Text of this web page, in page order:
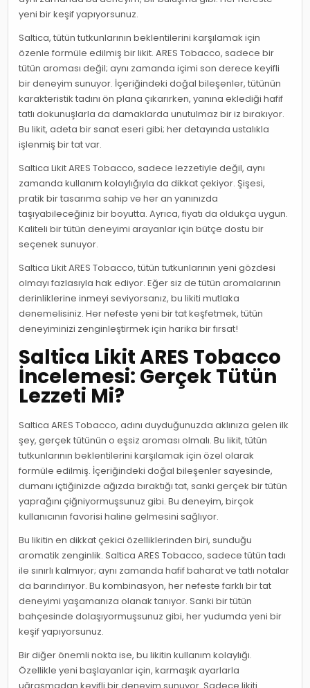
yeni bir keşif yapıyorsunuz.
Saltica, tütün tutkunlarının beklentilerini karşılamak için
özenle formüle edilmiş bir likit. ARES Tobacco, sadece bir
tütün aroması değil; aynı zamanda içimi son derece keyifli
bir deneyim sunuyor. İçeriğindeki doğal bileşenler, tütünün
karakteristik tadını ön plana çıkarırken, yanına eklediği hafif
tatlı dokunuşlarla da damaklarda unutulmaz bir iz bırakıyor.
Bu likit, adeta bir sanat eseri gibi; her detayında ustalıkla
işlenmiş bir tat var.
Saltica Likit ARES Tobacco, sadece lezzetiyle değil, aynı
zamanda kullanım kolaylığıyla da dikkat çekiyor. Şişesi,
pratik bir tasarıma sahip ve her an yanınızda
taşıyabileceğiniz bir boyutta. Ayrıca, fiyatı da oldukça uygun.
Kaliteli bir tütün deneyimi arayanlar için bütçe dostu bir
seçenek sunuyor.
Saltica Likit ARES Tobacco, tütün tutkunlarının yeni gözdesi
olmayı fazlasıyla hak ediyor. Eğer siz de tütün aromalarının
derinliklerine inmeyi seviyorsanız, bu likiti mutlaka
denemelisiniz. Her nefeste yeni bir tat keşfetmek, tütün
deneyiminizi zenginleştirmek için harika bir fırsat!
Saltica Likit ARES Tobacco
İncelemesi: Gerçek Tütün
Lezzeti Mi?
Saltica ARES Tobacco, adını duyduğunuzda aklınıza gelen ilk
şey, gerçek tütünün o eşsiz aroması olmalı. Bu likit, tütün
tutkunlarının beklentilerini karşılamak için özel olarak
formüle edilmiş. İçeriğindeki doğal bileşenler sayesinde,
dumanı içtiğinizde ağızda bıraktığı tat, sanki gerçek bir tütün
yaprağını çiğniyormuşsunuz gibi. Bu deneyim, birçok
kullanıcının favorisi haline gelmesini sağlıyor.
Bu likitin en dikkat çekici özelliklerinden biri, sunduğu
aromatik zenginlik. Saltica ARES Tobacco, sadece tütün tadı
ile sınırlı kalmıyor; aynı zamanda hafif baharat ve tatlı notalar
da barındırıyor. Bu kombinasyon, her nefeste farklı bir tat
deneyimi yaşamanıza olanak tanıyor. Sanki bir tütün
bahçesinde dolaşıyormuşsunuz gibi, her yudumda yeni bir
keşif yapıyorsunuz.
Bir diğer önemli nokta ise, bu likitin kullanım kolaylığı.
Özellikle yeni başlayanlar için, karmaşık ayarlarla